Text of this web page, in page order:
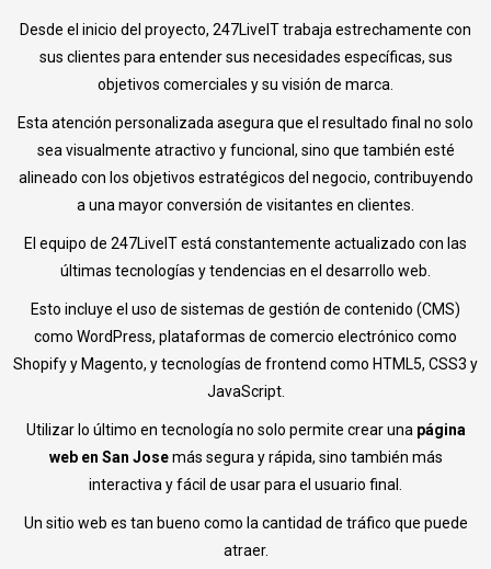
Desde el inicio del proyecto, 247LiveIT trabaja estrechamente con
sus clientes para entender sus necesidades específicas, sus
objetivos comerciales y su visión de marca.
Esta atención personalizada asegura que el resultado final no solo
sea visualmente atractivo y funcional, sino que también esté
alineado con los objetivos estratégicos del negocio, contribuyendo
a una mayor conversión de visitantes en clientes.
El equipo de 247LiveIT está constantemente actualizado con las
últimas tecnologías y tendencias en el desarrollo web.
Esto incluye el uso de sistemas de gestión de contenido (CMS)
como WordPress, plataformas de comercio electrónico como
Shopify y Magento, y tecnologías de frontend como HTML5, CSS3 y
JavaScript.
Utilizar lo último en tecnología no solo permite crear una página
web en San Josemás segura y rápida, sino también más
interactiva y fácil de usar para el usuario final.
Un sitio web es tan bueno como la cantidad de tráfico que puede
atraer.